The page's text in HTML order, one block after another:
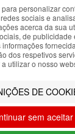
about
the
via social
our site, you
more
Policy. You can
settings.
personalizar
sociais e
acerca da sua
de publicidade
dos respetivos
utilizar o nosso
DE
sem aceitar